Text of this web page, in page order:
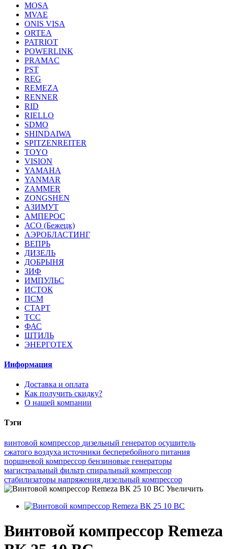
MOSA
MVAE
ONIS VISA
ORTEA
PATRIOT
POWERLINK
PRAMAC
PST
REG
REMEZA
RENNER
RID
RIELLO
SDMO
SHINDAIWA
SPITZENREITER
TOYO
VISION
YAMAHA
YANMAR
ZAMMER
ZONGSHEN
АЗИМУТ
АМПЕРОС
АСО (Бежецк)
АЭРОБЛАСТИНГ
ВЕПРЬ
ДИЗЕЛЬ
ДОБРЫНЯ
ЗИФ
ИМПУЛЬС
ИСТОК
ПСМ
СТАРТ
ТСС
ФАС
ШТИЛЬ
ЭНЕРГОТЕХ
Информация
Доставка и оплата
Как получить скидку?
О нашей компании
Тэги
винтовой компрессор дизельный генератор осушитель
сжатого воздуха источники бесперебойного питания
поршневой компрессор бензиновые генераторы
магистральный фильтр спиральный компрессор
стабилизаторы напряжения дизельный компрессор
Увеличить
Винтовой компрессор Remeza